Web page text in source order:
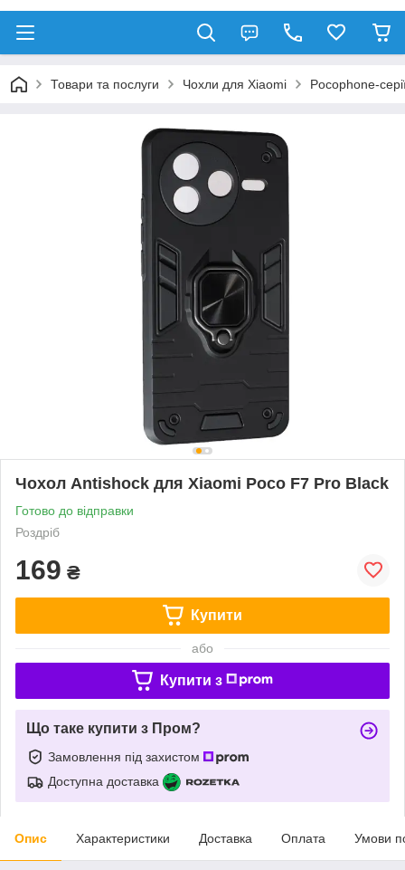
Товари та послуги Чохли для Xiaomi Pocophone-
Чохол Antishock для Xiaomi Poco F7 Pro Black
Готово до відправки
Роздріб
169 ₴
Купити
або
Купити з
Що таке купити з Пром?
Замовлення під захистом
Доступна доставка
Опис Характеристики Доставка Оплата Умови